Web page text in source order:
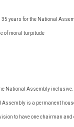
35 years for the National
of moral turpitude
National Assembly inclusive.
is a permanent
to have one chairman and